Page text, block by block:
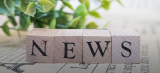
S新鬼武者